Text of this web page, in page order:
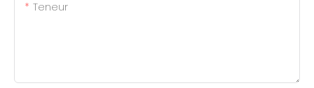
Teneur